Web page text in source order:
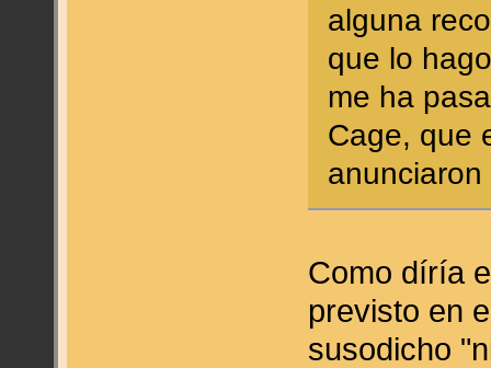
alguna
que lo
me ha
Cage, que
Como díría
previsto en
susodicho